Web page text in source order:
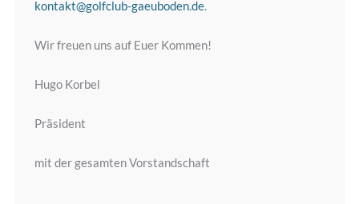
kontakt@golfclub-gaeuboden.de.
Wir freuen uns auf Euer Kommen!
Hugo Korbel
Präsident
mit der gesamten Vorstandschaft